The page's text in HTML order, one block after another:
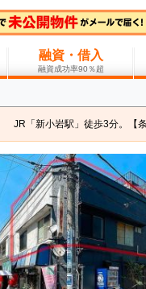
融資・借入
融資成功率90％超
JR「新小岩駅」徒歩3分。【